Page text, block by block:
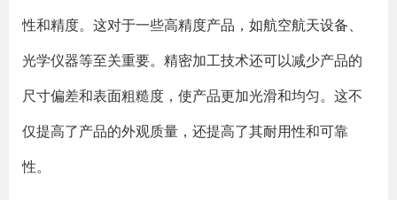
性和精度。这对于一些高精度产品，如航空航天设备、
光学仪器等至关重要。精密加工技术还可以减少产品的
尺寸偏差和表面粗糙度，使产品更加光滑和均匀。这不
仅提高了产品的外观质量，还提高了其耐用性和可靠
性。